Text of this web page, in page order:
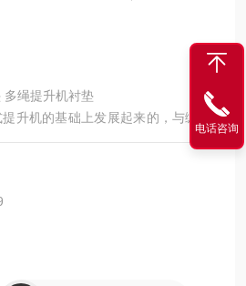
矿用GDM326型摩擦衬垫 多绳提升机衬垫
升机的基础上发展起来的，与缠绕式
使用，近几十年发展很快，在矿井提
电话咨询